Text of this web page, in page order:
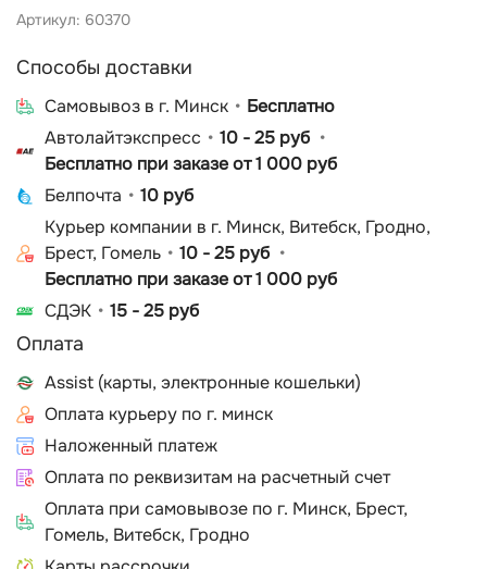
Артикул: 60370
Способы доставки
Cамовывоз в г. Минск
Бесплатно
Автолайтэкспресс
10 - 25 руб
Бесплатно при заказе от 1 000 руб
Белпочта
10 руб
Курьер компании в г. Минск, Витебск, Гродно,
Брест, Гомель
10 - 25 руб
Бесплатно при заказе от 1 000 руб
СДЭК
15 - 25 руб
Оплата
Assist (карты, электронные кошельки)
Оплата курьеру по г. минск
Наложенный платеж
Оплата по реквизитам на расчетный счет
Оплата при самовывозе по г. Минск, Брест,
Гомель, Витебск, Гродно